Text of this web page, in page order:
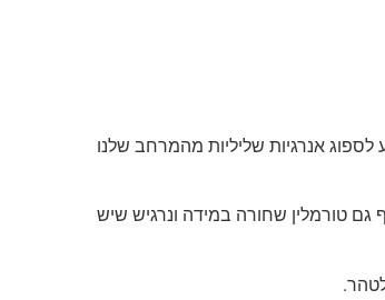
אנרגיות שליליות מהמרחב שלנו
גם טורמלין שחורה במידה ונרגיש שיש